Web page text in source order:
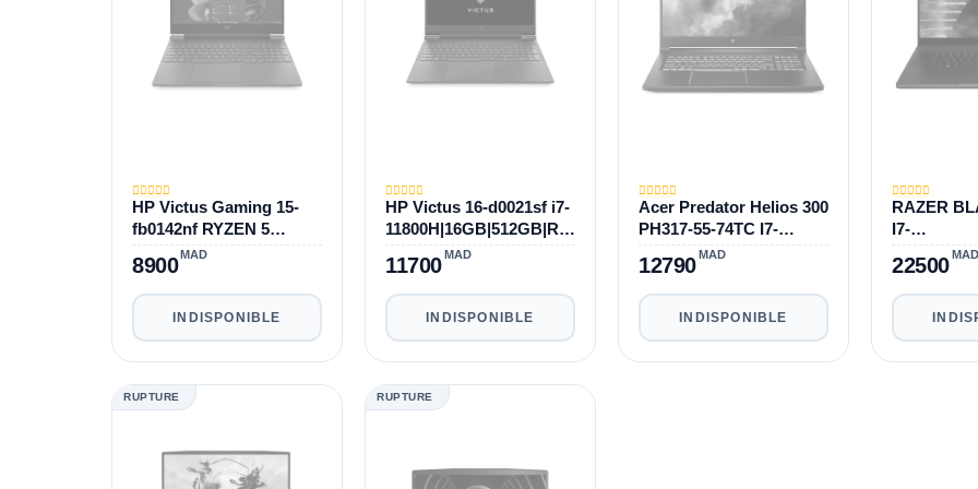
HP Victus Gaming 15-
fb0142nf RYZEN 5
5600H|8GB|512GB|RTX
3050 TI
8900MAD
INDISPONIBLE
HP Victus 16-d0021sf i7-
11800H|16GB|512GB|RT
X 3050 TI 4GB
11700 MAD
INDISPONIBLE
Acer Predator Helios 300
PH317-55-74TC I7-
11800H|16GB|512GB|RT
X 3050 TI
12790 MAD
INDISPONIBLE
RAZER
I7-
3070 17,3"
22500 MAD
RUPTURE RUPTURE